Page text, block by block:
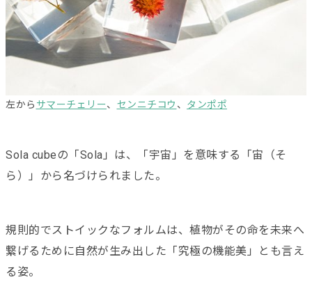
左から サマーチェリー、 センニチコウ 、 タンポポ
Sola cubeの「Sola」は、「宇宙」を意味する「宙（そ
ら）」から名づけられました。
規則的でストイックなフォルムは、 植物がその命を未来へ
繋げるために自然が生み出した「 究極の機能美」とも言え
る姿。